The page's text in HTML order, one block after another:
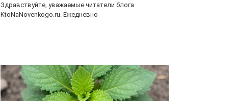
Здравствуйте, уважаемые читатели блога
KtoNaNovenkogo.ru. Ежедневно